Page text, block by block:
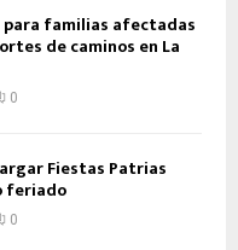
para familias afectadas
de caminos en La
0
Fiestas Patrias
feriado
0